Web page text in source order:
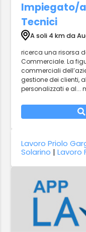
Impiegato/
Tecnici
A soli 4 km da
ricerca una risorsa
Commerciale. La
commerciali
gestione dei clienti,
personalizzati e al...
Lavoro Priolo
Solarino |Lavoro